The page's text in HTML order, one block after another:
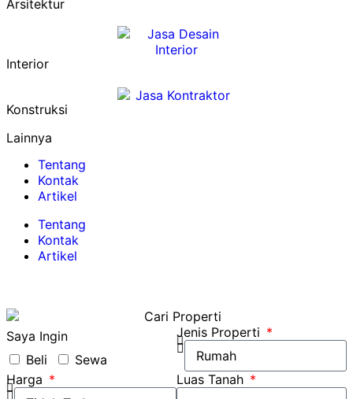
Arsitektur
Interior
Konstruksi
Lainnya
Tentang
Kontak
Artikel
Tentang
Kontak
Artikel
Saya Ingin
Beli
Sewa
Jenis Properti
Harga Luas Tanah